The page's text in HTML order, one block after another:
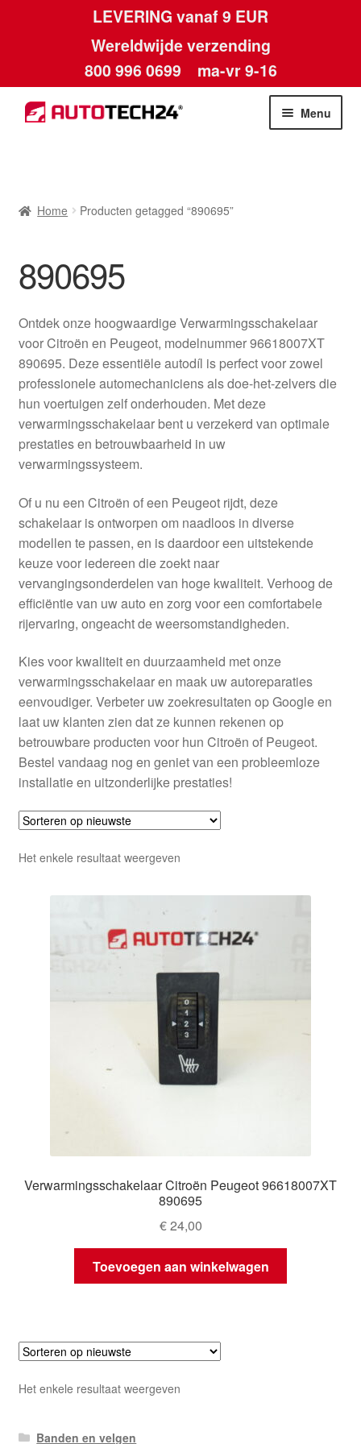
LEVERING vanaf 9 EUR
Wereldwijde verzending
800 996 0699 ma-vr 9-16
Ga
door
Ga
naar
Menu
Betalingen
Contact
Kassa
Klachten
Klachtenprocedure
Levering
Mijn account
Over ons
Privacybeleid
Wereldwijde verzending
Winkelwagen
Home Producten getagged “890695”
890695
Ontdek onze hoogwaardige Verwarmingsschakelaar
voor Citroën en Peugeot, modelnummer 96618007XT
890695. Deze essentiële autodíl is perfect voor zowel
professionele automechaniciens als doe-het-zelvers die
hun voertuigen zelf onderhouden. Met deze
verwarmingsschakelaar bent u verzekerd van optimale
prestaties en betrouwbaarheid in uw
verwarmingssysteem.
Of u nu een Citroën of een Peugeot rijdt, deze
schakelaar is ontworpen om naadloos in diverse
modellen te passen, en is daardoor een uitstekende
keuze voor iedereen die zoekt naar
vervangingsonderdelen van hoge kwaliteit. Verhoog de
efficiëntie van uw auto en zorg voor een comfortabele
rijervaring, ongeacht de weersomstandigheden.
Kies voor kwaliteit en duurzaamheid met onze
verwarmingsschakelaar en maak uw autoreparaties
eenvoudiger. Verbeter uw zoekresultaten op Google en
laat uw klanten zien dat ze kunnen rekenen op
betrouwbare producten voor hun Citroën of Peugeot.
Bestel vandaag nog en geniet van een probleemloze
installatie en uitzonderlijke prestaties!
Het enkele resultaat weergeven
Verwarmingsschakelaar Citroën Peugeot 96618007XT
890695
€24,00
Toevoegen aan winkelwagen
Het enkele resultaat weergeven
Banden en velgen